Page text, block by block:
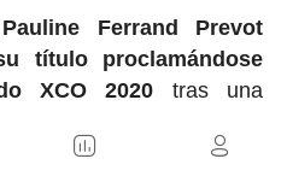
Pauline Ferrand Prevot
título proclamándose
XCO 2020 tras una
encima del resto esta